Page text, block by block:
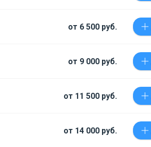
от 6 500 руб.
от 9 000 руб.
от 11 500 руб.
от 14 000 руб.